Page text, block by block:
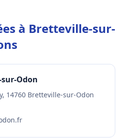
à Bretteville-sur-
Odon
14760 Bretteville-sur-Odon